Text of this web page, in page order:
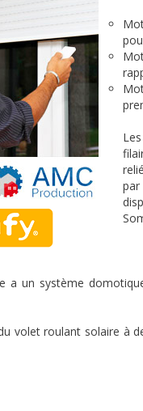
a un système
volet roulant solaire à